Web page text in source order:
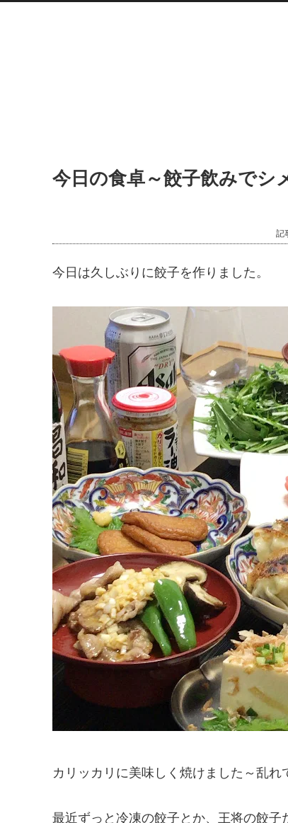
今日の食卓～餃子飲みでシ
記
今日は久しぶりに餃子を作りました。
カリッカリに美味しく焼けました～乱れ
最近ずっと冷凍の餃子とか、王将の餃子